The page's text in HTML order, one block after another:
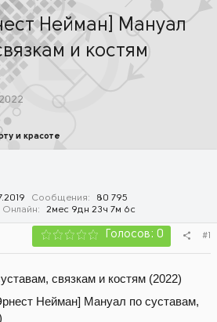
Нейман] Мануал
и костям
и красоте
Сообщения
80 795
Онлайн 2мес 9дн 23ч 7м 6с
Голосов: 0 #1
связкам и костям (2022)